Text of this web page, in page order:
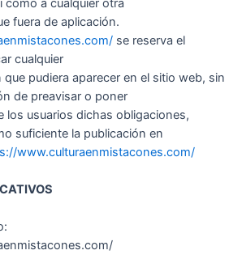
como a cualquier otra
fuera de aplicación.
se reserva el
cualquier
pudiera aparecer en el sitio web, sin
de preavisar o poner
los usuarios dichas obligaciones,
suficiente la publicación en
www.culturaenmistacones.com/